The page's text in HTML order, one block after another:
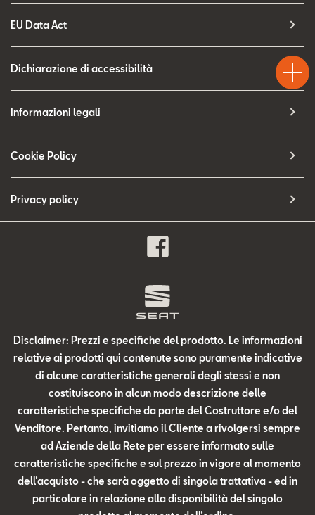
EU Data Act
Dichiarazione di accessibilità
Informazioni legali
Cookie Policy
Privacy policy
Disclaimer: Prezzi e specifiche del prodotto. Le informazioni
relative ai prodotti qui contenute sono puramente indicative
di alcune caratteristiche generali degli stessi e non
costituiscono in alcun modo descrizione delle
caratteristiche specifiche da parte del Costruttore e/o del
Venditore. Pertanto, invitiamo il Cliente a rivolgersi sempre
ad Aziende della Rete per essere informato sulle
caratteristiche specifiche e sul prezzo in vigore al momento
dell’acquisto - che sarà oggetto di singola trattativa - ed in
particolare in relazione alla disponibilità del singolo
Test
Drive
Chiama